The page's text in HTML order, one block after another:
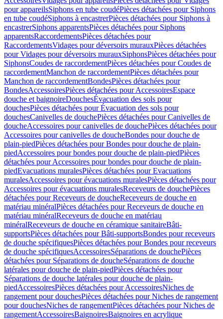
pour appareilsSiphons en tube coudéPièces détachées pour Siphons
en tube coudéSiphons à encastrerPièces détachées pour Siphons à
encastrerSiphons apparentsPièces détachées pour Siphons
apparentsRaccordementsPièces détachées pour
RaccordementsVidages pour déversoirs murauxPièces détachées
pour Vidages pour déversoirs murauxSiphonsPièces détachées pour
SiphonsCoudes de raccordementPièces détachées pour Coudes de
raccordementManchon de raccordementPièces détachées pour
Manchon de raccordementBondesPièces détachées pour
BondesAccessoiresPièces détachées pour AccessoiresEspace
douche et baignoireDouchesÉvacuation des sols pour
douchesPièces détachées pour Évacuation des sols pour
douchesCanivelles de douchePièces détachées pour Canivelles de
doucheAccessoires pour canivelles de douchePièces détachées pour
Accessoires pour canivelles de doucheBondes pour douche de
plain-piedPièces détachées pour Bondes pour douche de plain-
piedAccessoires pour bondes pour douche de plain-piedPièces
détachées pour Accessoires pour bondes pour douche de plain-
piedEvacuations muralesPièces détachées pour Evacuations
muralesAccessoires pour évacuations muralesPièces détachées pour
Accessoires pour évacuations muralesReceveurs de douchePièces
détachées pour Receveurs de doucheReceveurs de douche en
matériau minéralPièces détachées pour Receveurs de douche en
matériau minéralReceveurs de douche en matériau
minéralReceveurs de douche en céramique sanitaireBâti-
supportsPièces détachées pour Bâti-supportsBondes pour receveurs
de douche spécifiquesPièces détachées pour Bondes pour receveurs
de douche spécifiquesAccessoiresSéparations de douchePièces
détachées pour Séparations de doucheSéparations de douche
latérales pour douche de plain-piedPièces détachées pour
Séparations de douche latérales pour douche de plain-
piedAccessoiresPièces détachées pour AccessoiresNiches de
rangement pour douchesPièces détachées pour Niches de rangement
pour douchesNiches de rangementPièces détachées pour Niches de
rangementAccessoiresBaignoiresBaignoires en acrylique